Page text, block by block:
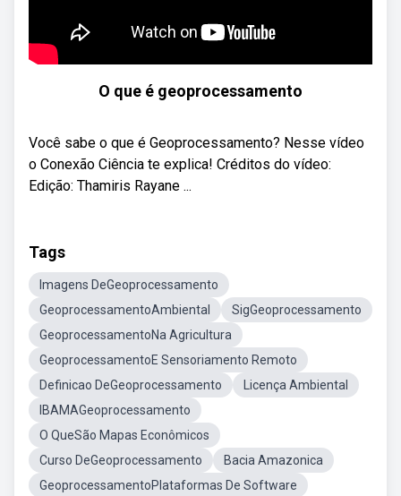
O que é geoprocessamento
Você sabe o que é Geoprocessamento? Nesse vídeo
o Conexão Ciência te explica! Créditos do vídeo:
Edição: Thamiris Rayane ...
Tags
Imagens DeGeoprocessamento
GeoprocessamentoAmbiental
SigGeoprocessamento
GeoprocessamentoNa Agricultura
GeoprocessamentoE Sensoriamento Remoto
Definicao DeGeoprocessamento
Licença Ambiental
IBAMAGeoprocessamento
O QueSão Mapas Econômicos
Curso DeGeoprocessamento
Bacia Amazonica
GeoprocessamentoPlataformas De Software